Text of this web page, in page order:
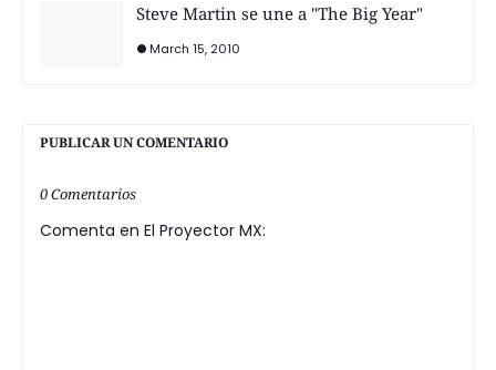
Steve Martin se une a "The Big Year"
March 15, 2010
PUBLICAR UN COMENTARIO
0 Comentarios
Comenta en El Proyector MX: